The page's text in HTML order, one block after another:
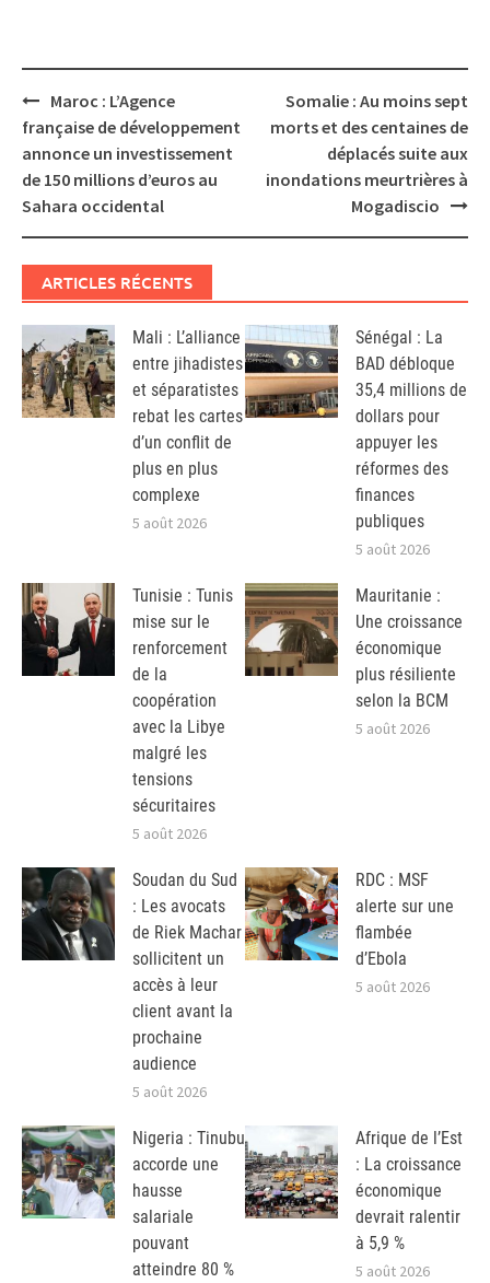
Post
navigation
Maroc : L’Agence
française de développement
annonce un investissement
de 150 millions d’euros au
Sahara occidental
Somalie : Au moins sept
morts et des centaines de
déplacés suite aux
inondations meurtrières à
Mogadiscio
ARTICLES RÉCENTS
Mali : L’alliance
entre jihadistes
et séparatistes
rebat les cartes
d’un conflit de
plus en plus
complexe
5 août 2026
Sénégal : La
BAD débloque
35,4 millions de
dollars pour
appuyer les
réformes des
finances
publiques
5 août 2026
Tunisie : Tunis
mise sur le
renforcement
de la
coopération
avec la Libye
malgré les
tensions
sécuritaires
5 août 2026
Mauritanie :
Une croissance
économique
plus résiliente
selon la BCM
5 août 2026
Soudan du Sud
: Les avocats
de Riek Machar
sollicitent un
accès à leur
client avant la
prochaine
audience
5 août 2026
RDC : MSF
alerte sur une
flambée
d’Ebola
5 août 2026
Nigeria : Tinubu
accorde une
hausse
salariale
pouvant
atteindre 80 %
Afrique de l’Est
: La croissance
économique
devrait ralentir
à 5,9 %
5 août 2026